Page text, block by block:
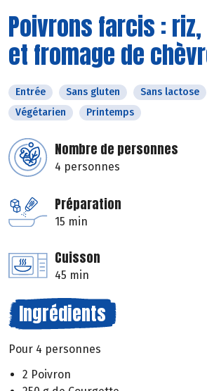
Poivrons farcis :
et fromage de
Entrée Sans gluten Sans lactose
Végétarien
Printemps
Nombre de personnes
4 personnes
Préparation
15 min
Cuisson
45 min
Ingrédients
Pour 4 personnes
2 Poivron